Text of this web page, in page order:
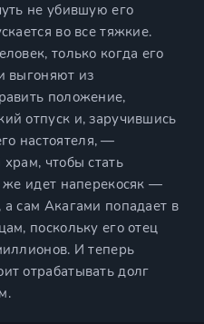
не убившую его
во все тяжкие.
только когда его
выгоняют из
положение,
отпуск и, заручившись
настоятеля, —
чтобы стать
же идет наперекосяк —
сам Акагами попадает в
поскольку его отец
И теперь
отрабатывать долг